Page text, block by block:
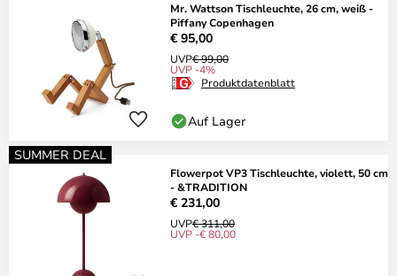
Mr. Wattson Tischleuchte, 26 cm, weiß -
Piffany Copenhagen
€ 95,00
UVP€ 99,00
UVP -4%
Produktdatenblatt
Auf Lager
SUMMER DEAL
Flowerpot VP3 Tischleuchte, violett, 50 cm
- &TRADITION
€ 231,00
UVP€ 311,00
UVP -€ 80,00